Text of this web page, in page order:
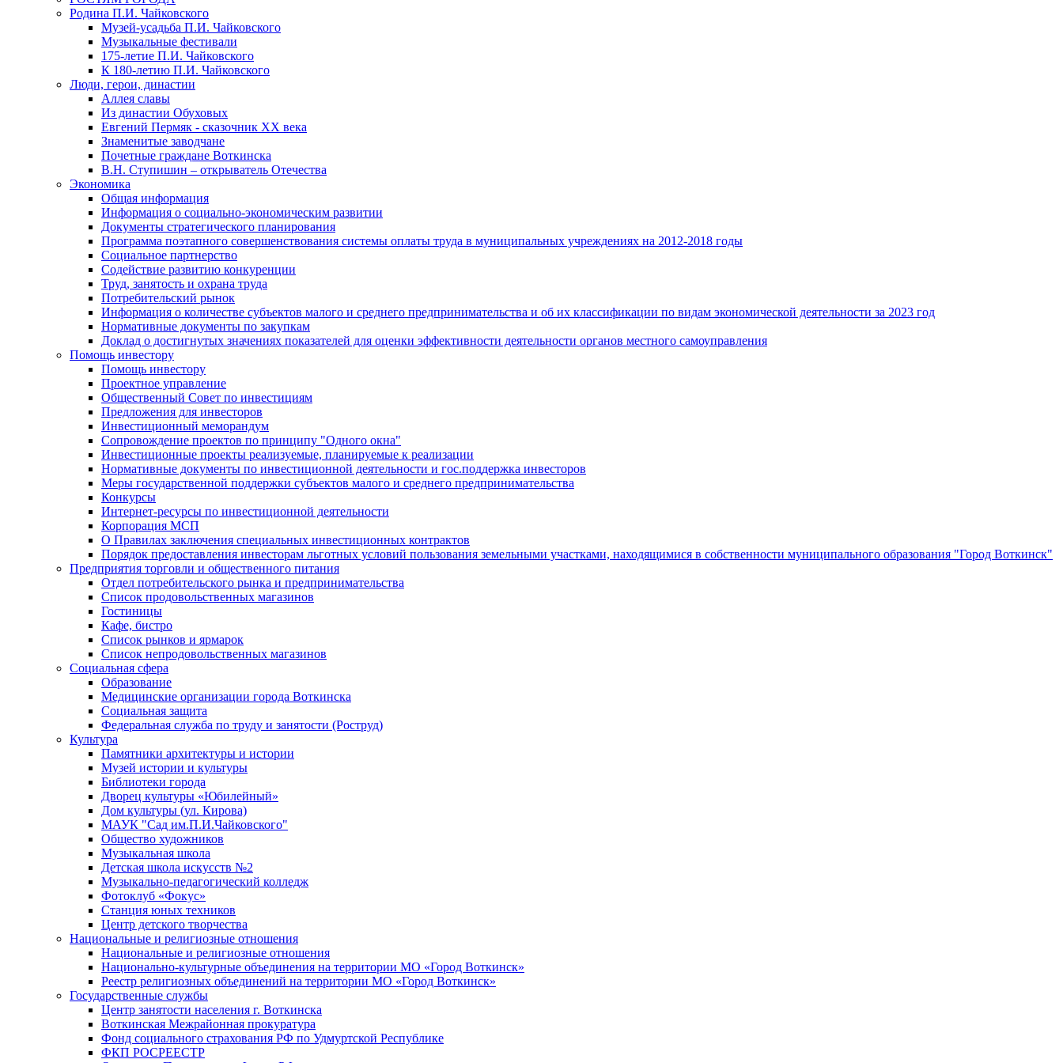
Родина П.И. Чайковского
Музей-усадьба П.И. Чайковского
Музыкальные фестивали
175-летие П.И. Чайковского
К 180-летию П.И. Чайковского
Люди, герои, династии
Аллея славы
Из династии Обуховых
Евгений Пермяк - сказочник XX века
Знаменитые заводчане
Почетные граждане Воткинска
В.Н. Ступишин – открыватель Отечества
Экономика
Общая информация
Информация о социально-экономическим развитии
Документы стратегического планирования
Программа поэтапного совершенствования системы оплаты труда в муниципальных учреждениях на 2012-2018 годы
Социальное партнерство
Содействие развитию конкуренции
Труд, занятость и охрана труда
Потребительский рынок
Информация о количестве субъектов малого и среднего предпринимательства и об их классификации по видам экономической деятельности за 2023 год
Нормативные документы по закупкам
Доклад о достигнутых значениях показателей для оценки эффективности деятельности органов местного самоуправления
Помощь инвестору
Помощь инвестору
Проектное управление
Общественный Совет по инвестициям
Предложения для инвесторов
Инвестиционный меморандум
Сопровождение проектов по принципу "Oдного окна"
Инвестиционные проекты реализуемые, планируемые к реализации
Нормативные документы по инвестиционной деятельности и гос.поддержка инвесторов
Меры государственной поддержки субъектов малого и среднего предпринимательства
Конкурсы
Интернет-ресурсы по инвестиционной деятельности
Корпорация МСП
О Правилах заключения специальных инвестиционных контрактов
Порядок предоставления инвесторам льготных условий пользования земельными участками, находящимися в собственности муниципального образования "Город Воткинск"
Предприятия торговли и общественного питания
Отдел потребительского рынка и предпринимательства
Список продовольственных магазинов
Гостиницы
Кафе, бистро
Cписок рынков и ярмарок
Список непродовольственных магазинов
Социальная сфера
Образование
Медицинские организации города Воткинска
Социальная защита
Федеральная служба по труду и занятости (Роструд)
Культура
Памятники архитектуры и истории
Музей истории и культуры
Библиотеки города
Дворец культуры «Юбилейный»
Дом культуры (ул. Кирова)
МАУК "Сад им.П.И.Чайковского"
Общество художников
Музыкальная школа
Детская школа искусств №2
Музыкально-педагогический колледж
Фотоклуб «Фокус»
Станция юных техников
Центр детского творчества
Национальные и религиозные отношения
Национальные и религиозные отношения
Национально-культурные объединения на территории МО «Город Воткинск»
Реестр религиозных объединений на территории МО «Город Воткинск»
Государственные службы
Центр занятости населения г. Воткинска
Воткинская Межрайонная прокуратура
Фонд социального страхования РФ по Удмуртской Республике
ФКП РОСРЕЕСТР